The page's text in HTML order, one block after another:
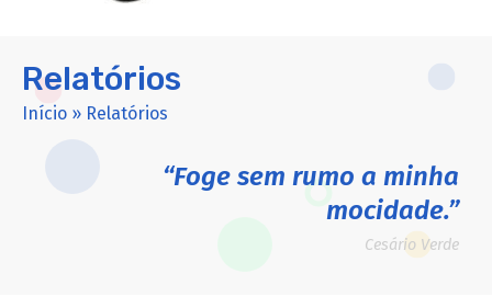
Relatórios
Início » Relatórios
“Foge sem rumo a minha
mocidade.”
Cesário Verde